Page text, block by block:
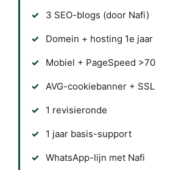
3 SEO-blogs (door Nafi)
Domein + hosting 1e jaar
Mobiel + PageSpeed >70
AVG-cookiebanner + SSL
1 revisieronde
1 jaar basis-support
WhatsApp-lijn met Nafi